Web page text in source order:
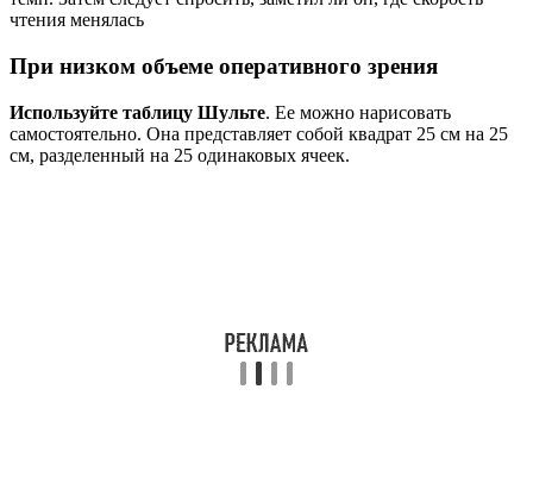
чтения менялась
При низком объеме оперативного зрения
Используйте таблицу Шульте. Ее можно нарисовать
самостоятельно. Она представляет собой квадрат 25 см на 25
см, разделенный на 25 одинаковых ячеек.